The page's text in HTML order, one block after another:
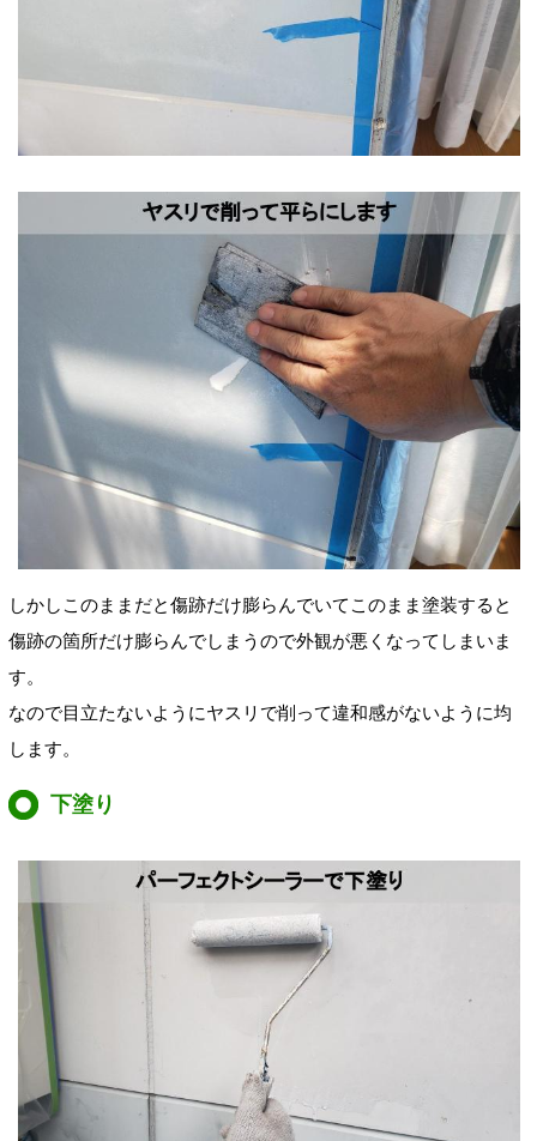
しかしこのままだと傷跡だけ膨らんでいてこのまま塗装すると
傷跡の箇所だけ膨らんでしまうので外観が悪くなってしまいま
す。
なので目立たないようにヤスリで削って違和感がないように均
します。
下塗り